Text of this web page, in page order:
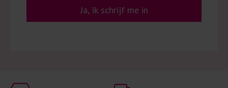
Ja, ik schrijf me in